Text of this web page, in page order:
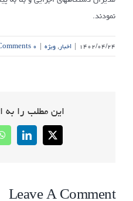
نمودند.
۱۴۰۲/۰۴/۲۴ | اخبار,ویژه | ۰ Comments
این مطلب را به
X
Leave A Comment